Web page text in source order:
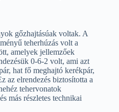
gőzhajtásúak voltak. A
teherhúzás volt a
amelyek jellemzőek
0-6-2 volt, ami azt
hat fő meghajtó kerékpár,
az elrendezés biztosította a
tehervonatok
más részletes technikai